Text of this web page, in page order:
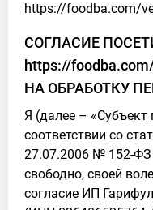
https://foodba.com/
СОГЛАСИЕ
https://
НА ОБРАБОТКУ
Я (далее –
соответствии со
27.07.2006 № 152-
свободно, своей
согласие ИП